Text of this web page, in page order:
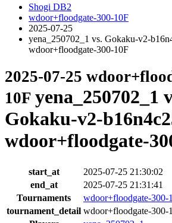
Shogi DB2
wdoor+floodgate-300-10F
2025-07-25
yena_250702_1 vs. Gokaku-v2-
wdoor+floodgate-300-10F
2025-07-25
10F yena_250702_1
Gokaku-v2-
wdoor+floodgate-
start_at
2025-07-25 21:30:02
end_at
2025-07-25 21:31:41
Tournaments
wdoor+floodgate-300-
tournament_detail wdoor+floodgate-300-